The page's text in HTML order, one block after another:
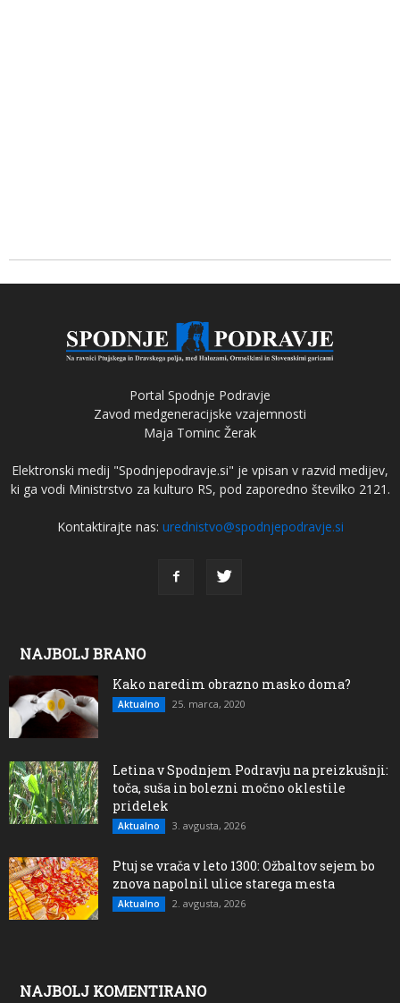
Portal Spodnje Podravje
Zavod medgeneracijske vzajemnosti
Maja Tominc Žerak
Elektronski medij "Spodnjepodravje.si" je vpisan v razvid medijev,
ki ga vodi Ministrstvo za kulturo RS, pod zaporedno številko 2121.
Kontaktirajte nas: urednistvo@spodnjepodravje.si
NAJBOLJ BRANO
Kako naredim obrazno masko doma?
Aktualno 25. marca, 2020
Letina v Spodnjem Podravju na preizkušnji:
toča, suša in bolezni močno oklestile
pridelek
Aktualno 3. avgusta, 2026
Ptuj se vrača v leto 1300: Ožbaltov sejem bo
znova napolnil ulice starega mesta
Aktualno 2. avgusta, 2026
NAJBOLJ KOMENTIRANO